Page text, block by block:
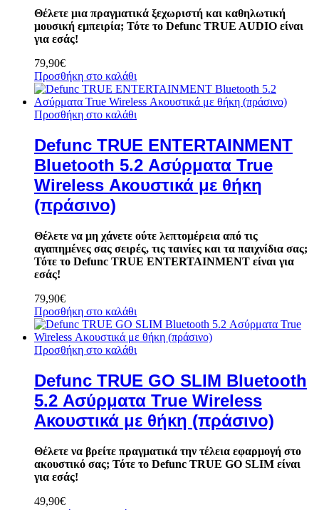
Θέλετε μια πραγματικά ξεχωριστή και καθηλωτική
μουσική εμπειρία; Τότε το Defunc TRUE AUDIO είναι
για εσάς!
79,90€
Προσθήκη στο καλάθι
Προσθήκη στο καλάθι
Defunc TRUE ENTERTAINMENT
Bluetooth 5.2 Ασύρματα True
Wireless Ακουστικά με θήκη
(πράσινο)
Θέλετε να μη χάνετε ούτε λεπτομέρεια από τις
αγαπημένες σας σειρές, τις ταινίες και τα παιχνίδια σας;
Τότε το Defunc TRUE ENTERTAINMENT είναι για
εσάς!
79,90€
Προσθήκη στο καλάθι
Προσθήκη στο καλάθι
Defunc TRUE GO SLIM Bluetooth
5.2 Ασύρματα True Wireless
Ακουστικά με θήκη (πράσινο)
Θέλετε να βρείτε πραγματικά την τέλεια εφαρμογή στο
ακουστικό σας; Τότε το Defunc TRUE GO SLIM είναι
για εσάς!
49,90€